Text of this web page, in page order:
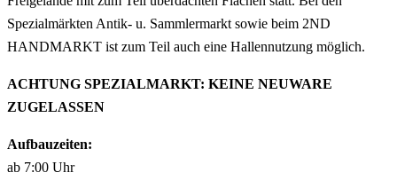
Spezialmärkten Antik- u. Sammlermarkt sowie beim 2ND
HANDMARKT ist zum Teil auch eine Hallennutzung möglich.
ACHTUNG SPEZIALMARKT: KEINE NEUWARE
ZUGELASSEN
Aufbauzeiten:
ab 7:00 Uhr